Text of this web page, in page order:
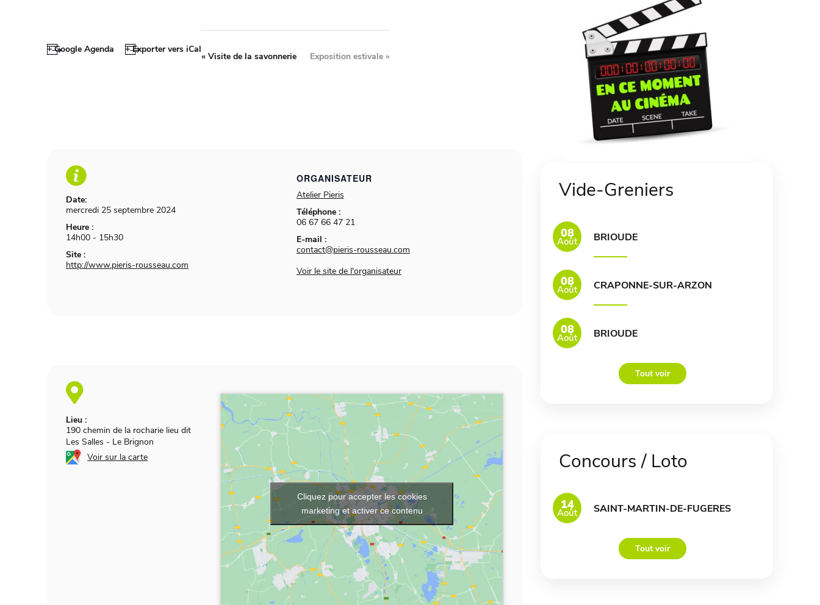
+ Google Agenda + Exporter vers iCal
Date:
mercredi 25 septembre 2024
Heure :
14h00 - 15h30
Site :
http://www.pieris-rousseau.com
ORGANISATEUR
Atelier Pieris
Téléphone :
06 67 66 47 21
E-mail :
contact@pieris-rousseau.com
Voir le site de l'organisateur
Lieu :
190 chemin de la rocharie lieu dit
Les Salles - Le Brignon
Voir sur la carte
Cliquez pour accepter les cookies
marketing et activer ce contenu
«Visite de la savonnerie Exposition estivale »
Vide-Greniers
08
Août BRIOUDE
08
Août CRAPONNE-SUR-ARZON
08
Août BRIOUDE
Tout voir
Concours / Loto
14
Août SAINT-MARTIN-DE-FUGERES
Tout voir